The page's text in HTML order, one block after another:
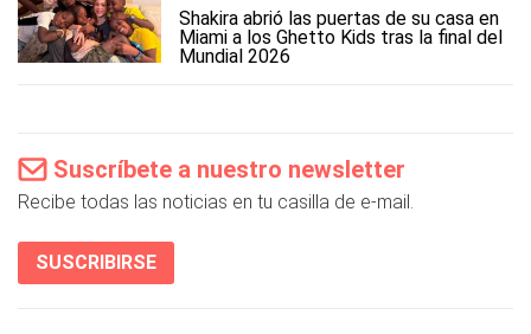
Shakira abrió las puertas de su casa en
Miami a los Ghetto Kids tras la final del
Mundial 2026
Suscríbete a nuestro newsletter
Recibe todas las noticias en tu casilla de e-mail.
SUSCRIBIRSE